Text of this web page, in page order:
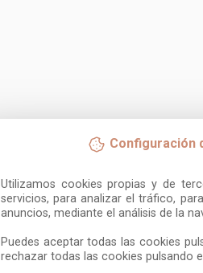
Configuración
Utilizamos cookies propias y de
servicios, para analizar el tráfico,
anuncios, mediante el análisis de la
Puedes aceptar todas las cookies
rechazar todas las cookies pulsando